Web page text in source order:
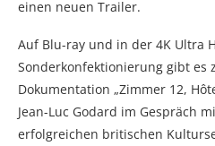
einen neuen Trailer.
Auf Blu-ray und in der 4K Ultra
Sonderkonfektionierung gibt es
Dokumentation „Zimmer 12,
Jean-Luc Godard im Gespräch
erfolgreichen britischen